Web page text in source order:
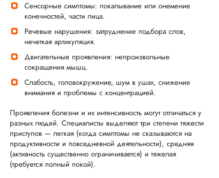
Сенсорные симптомы: покалывание или онемение
конечностей, части лица.
Речевые нарушения: затруднение подбора слов,
нечеткая артикуляция.
Двигательные проявления: непроизвольные
сокращения мышц.
Слабость, головокружение, шум в ушах, снижение
внимания и проблемы с концентрацией.
Проявления болезни и их интенсивность могут отличаться у
разных людей. Специалисты выделяют три степени тяжести
приступов — легкая (когда симптомы не сказываются на
продуктивности и повседневной деятельности), средняя
(активность существенно ограничивается) и тяжелая
(требуется полный покой).